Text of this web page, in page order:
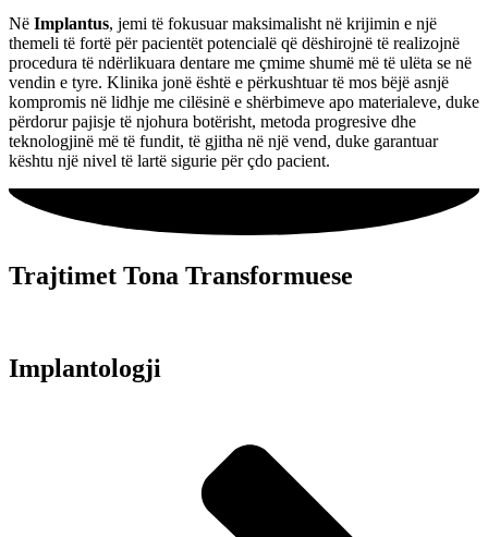
Në Implantus, jemi të fokusuar maksimalisht në krijimin e një
themeli të fortë për pacientët potencialë që dëshirojnë të realizojnë
procedura të ndërlikuara dentare me çmime shumë më të ulëta se në
vendin e tyre. Klinika jonë është e përkushtuar të mos bëjë asnjë
kompromis në lidhje me cilësinë e shërbimeve apo materialeve, duke
përdorur pajisje të njohura botërisht, metoda progresive dhe
teknologjinë më të fundit, të gjitha në një vend, duke garantuar
kështu një nivel të lartë sigurie për çdo pacient.
Trajtimet Tona Transformuese
Implantologji